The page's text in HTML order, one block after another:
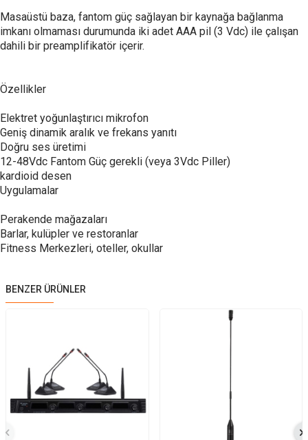
Masaüstü baza, fantom güç sağlayan bir kaynağa bağlanma
imkanı olmaması durumunda iki adet AAA pil (3 Vdc) ile çalışan
dahili bir preamplifikatör içerir.
Özellikler
Elektret yoğunlaştırıcı mikrofon
Geniş dinamik aralık ve frekans yanıtı
Doğru ses üretimi
12-48Vdc Fantom Güç gerekli (veya 3Vdc Piller)
kardioid desen
Uygulamalar
Perakende mağazaları
Barlar, kulüpler ve restoranlar
Fitness Merkezleri, oteller, okullar
BENZER ÜRÜNLER